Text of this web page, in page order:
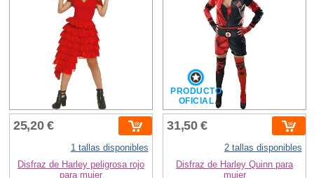
25,20 €
1 tallas disponibles
Disfraz de Harley peligrosa rojo
para mujer
PRODUCTO
OFICIAL
31,50 €
2 tallas disponibles
Disfraz de Harley Quinn para
mujer